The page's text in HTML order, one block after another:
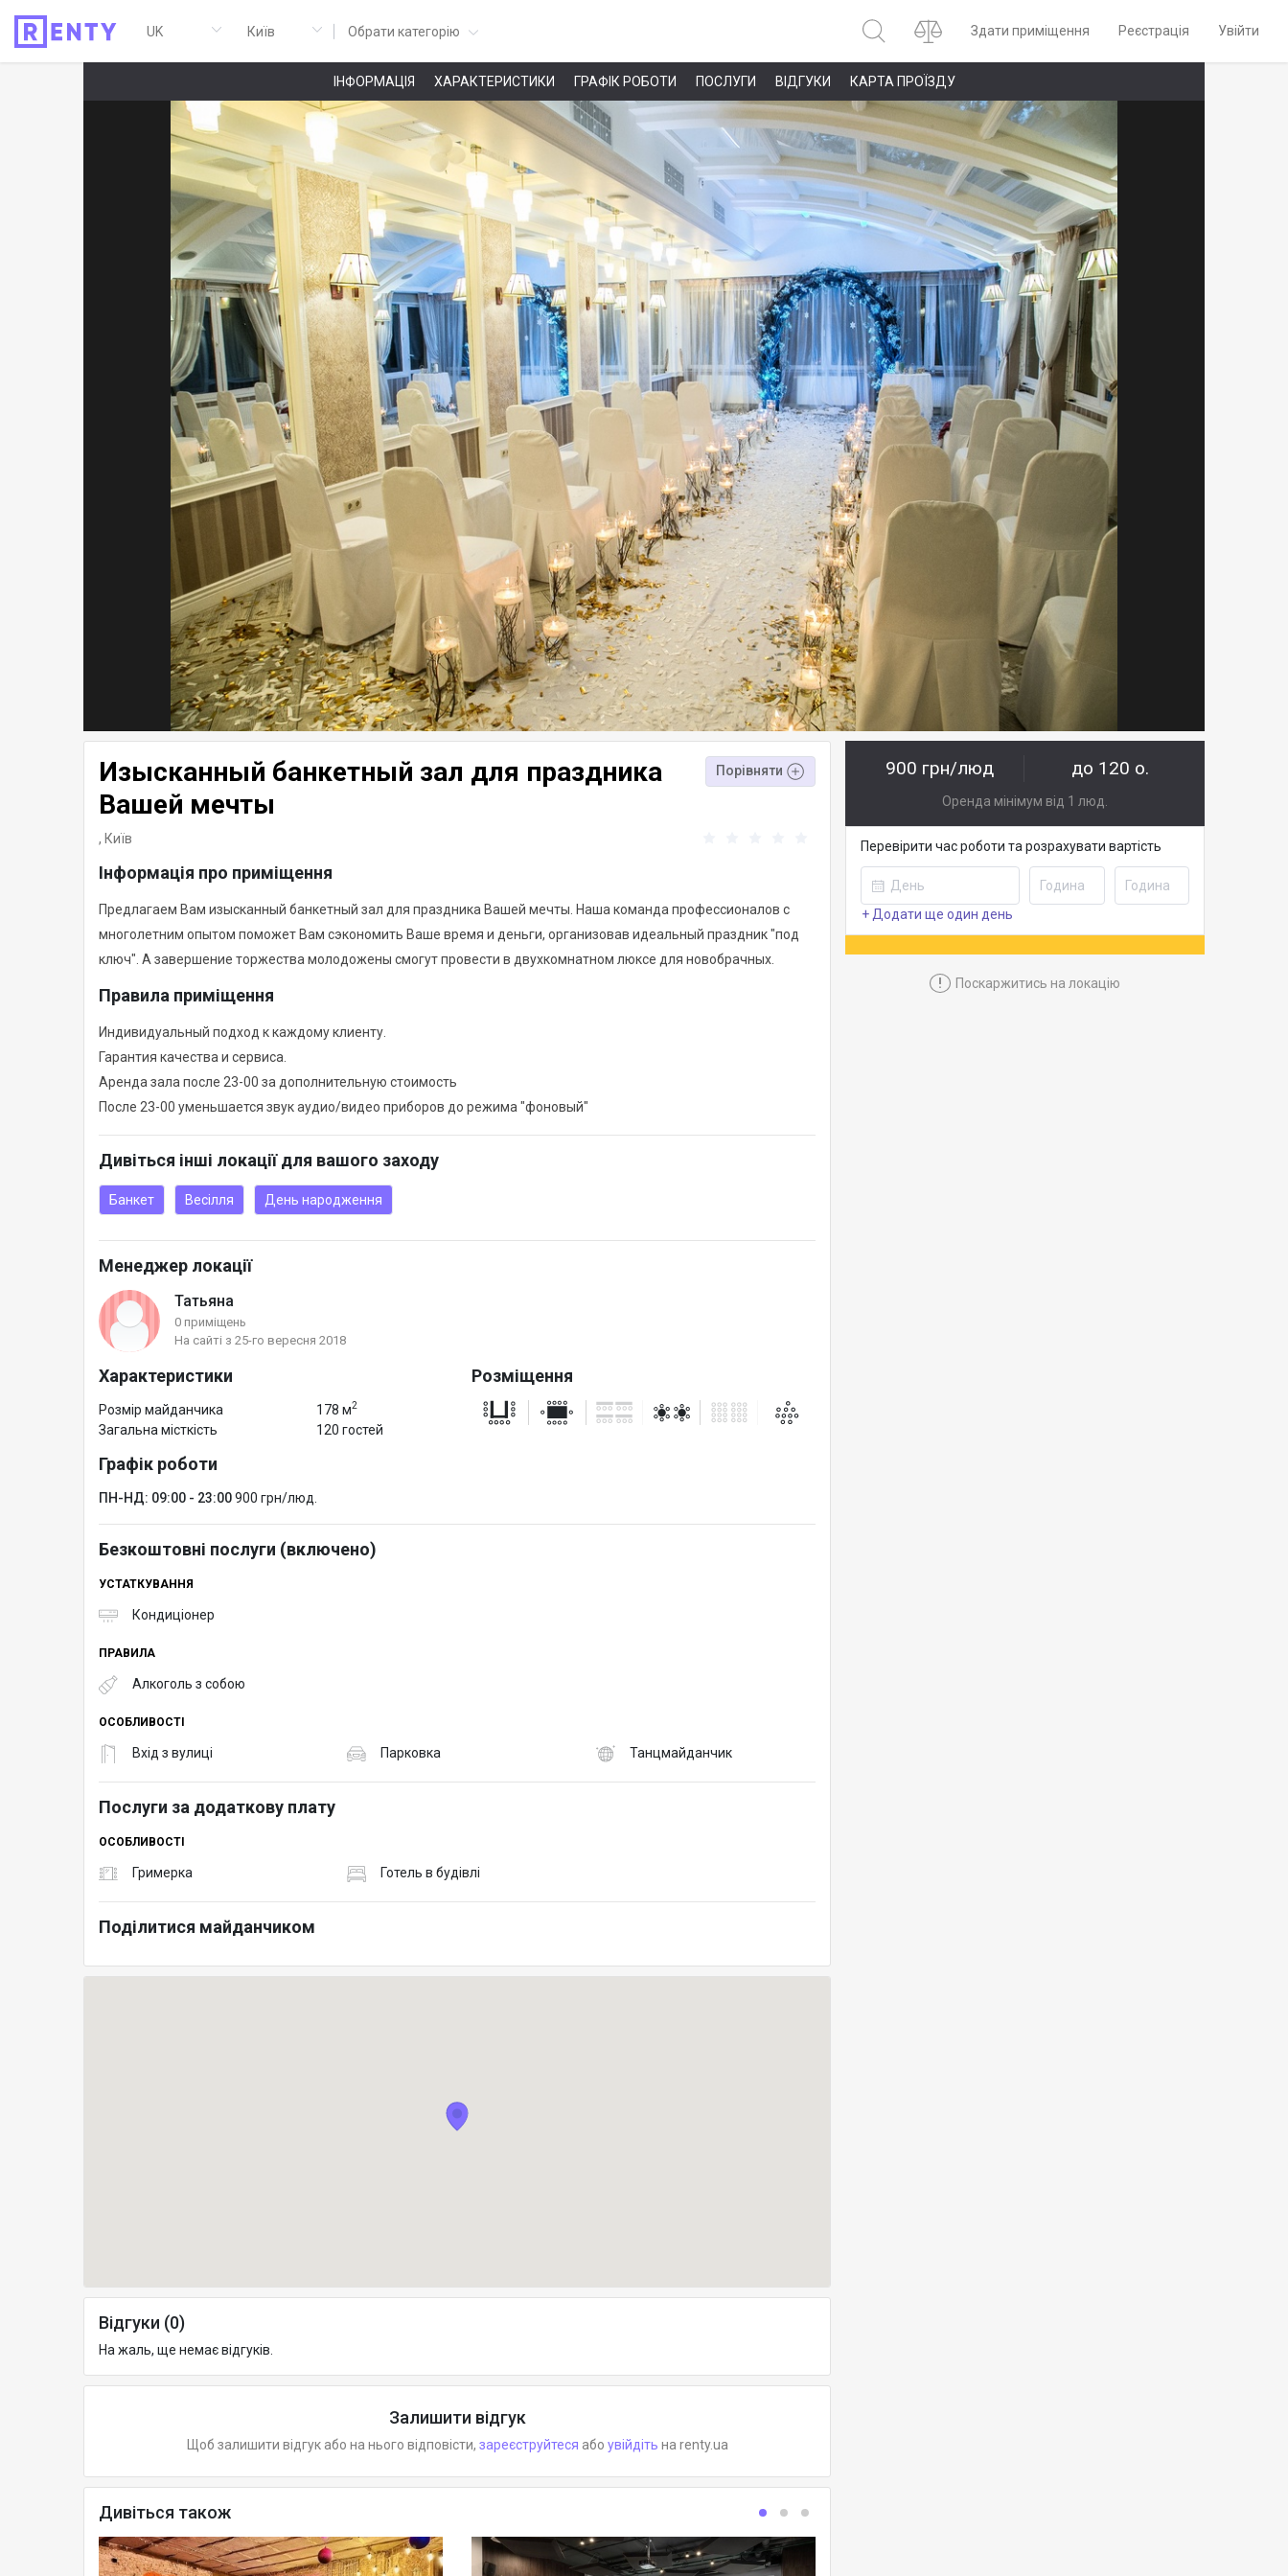
Обрати категорію Здати приміщення Реєстрація Увійти
ІНФОРМАЦІЯ ХАРАКТЕРИСТИКИ ГРАФІК РОБОТИ ПОСЛУГИ ВІДГУКИ КАРТА ПРОЇЗДУ
Изысканный банкетный зал для праздника
Вашей мечты
Порівняти
, Київ
Інформація про приміщення
Предлагаем Вам изысканный банкетный зал для праздника Вашей мечты. Наша команда профессионалов с
многолетним опытом поможет Вам сэкономить Ваше время и деньги, организовав идеальный праздник "под
ключ". А завершение торжества молодожены смогут провести в двухкомнатном люксе для новобрачных.
Правила приміщення
Индивидуальный подход к каждому клиенту.
Гарантия качества и сервиса.
Аренда зала после 23-00 за дополнительную стоимость
После 23-00 уменьшается звук аудио/видео приборов до режима "фоновый"
Дивіться інші локації для вашого заходу
Банкет Весілля День народження
Менеджер локації
Татьяна
0 приміщень
На сайті з 25-го вересня 2018
Характеристики
Розмір майданчика 178 м2
Загальна місткість 120 гостей
Розміщення
Графік роботи
ПН-НД: 09:00 - 23:00900 грн/люд.
Безкоштовні послуги (включено)
УСТАТКУВАННЯ
Кондиціонер
ПРАВИЛА
Алкоголь з собою
ОСОБЛИВОСТІ
Вхід з вулиці Парковка Танцмайданчик
Послуги за додаткову плату
ОСОБЛИВОСТІ
Гримерка Готель в будівлі
Поділитися майданчиком
Відгуки (0)
На жаль, ще немає відгуків.
Залишити відгук
Щоб залишити відгук або на нього відповісти, зареєструйтеся або увійдіть на renty.ua
Дивіться також
900 грн/люд до 120 о.
Оренда мінімум від 1 люд.
Перевірити час роботи та розрахувати вартість
+ Додати ще один день
! Поскаржитись на локацію